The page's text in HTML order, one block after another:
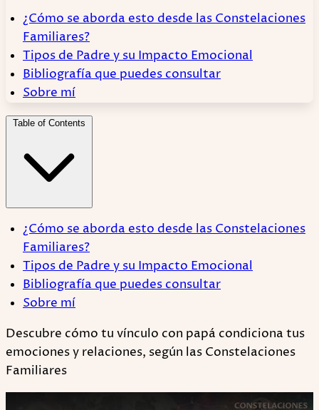
¿Cómo se aborda esto desde las Constelaciones
Familiares?
Tipos de Padre y su Impacto Emocional
Bibliografía que puedes consultar
Sobre mí
Table of Contents
¿Cómo se aborda esto desde las Constelaciones
Familiares?
Tipos de Padre y su Impacto Emocional
Bibliografía que puedes consultar
Sobre mí
Descubre cómo tu vínculo con papá condiciona tus
emociones y relaciones, según las Constelaciones
Familiares